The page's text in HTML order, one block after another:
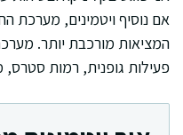
אם נוסיף ויטמינים, מערכת
המציאות מורכבת יותר.
פעילות גופנית, רמות סטרס,